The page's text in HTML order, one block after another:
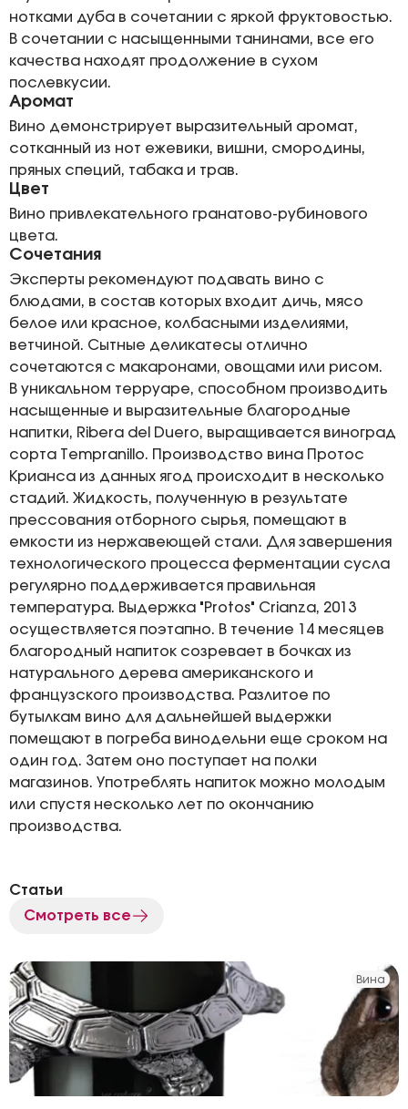
нотками дуба в сочетании с яркой фруктовостью.
В сочетании с насыщенными танинами, все его
качества находят продолжение в сухом
послевкусии.
Аромат
Вино демонстрирует выразительный аромат,
сотканный из нот ежевики, вишни, смородины,
пряных специй, табака и трав.
Цвет
Вино привлекательного гранатово-рубинового
цвета.
Сочетания
Эксперты рекомендуют подавать вино с
блюдами, в состав которых входит дичь, мясо
белое или красное, колбасными изделиями,
ветчиной. Сытные деликатесы отлично
сочетаются с макаронами, овощами или рисом.
В уникальном терруаре, способном производить
насыщенные и выразительные благородные
напитки, Ribera del Duero, выращивается виноград
сорта Tempranillo. Производство вина Протос
Крианса из данных ягод происходит в несколько
стадий. Жидкость, полученную в результате
прессования отборного сырья, помещают в
емкости из нержавеющей стали. Для завершения
технологического процесса ферментации сусла
регулярно поддерживается правильная
температура. Выдержка "Protos" Crianza, 2013
осуществляется поэтапно. В течение 14 месяцев
благородный напиток созревает в бочках из
натурального дерева американского и
французского производства. Разлитое по
бутылкам вино для дальнейшей выдержки
помещают в погреба винодельни еще сроком на
один год. Затем оно поступает на полки
магазинов. Употреблять напиток можно молодым
или спустя несколько лет по окончанию
производства.
Статьи
Смотреть все
Вина